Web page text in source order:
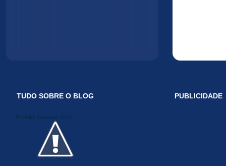
TUDO SOBRE O BLOG
Midiakit Danosse 2014
PUBLICIDADE